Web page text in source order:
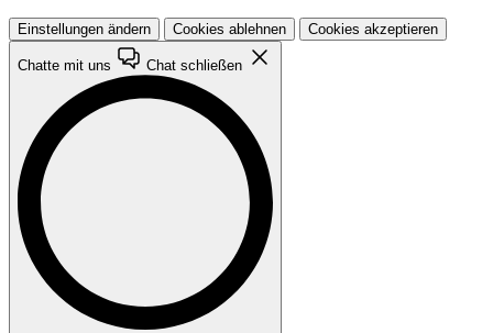
Einstellungen ändern Cookies ablehnen Cookies akzeptieren
Chatte mit uns Chat schließen